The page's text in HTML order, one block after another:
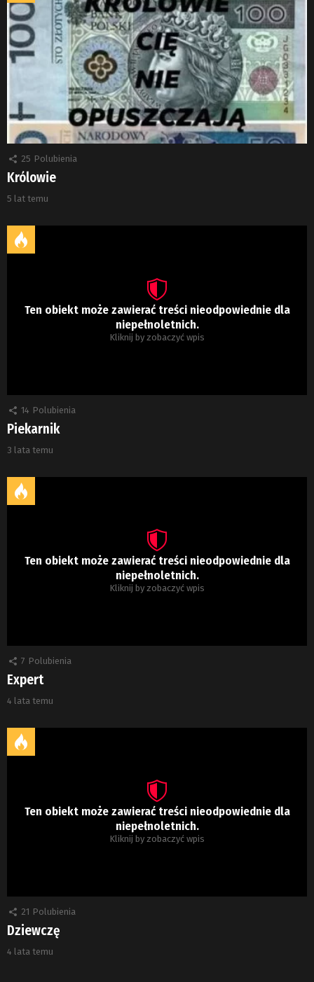
25 Polubienia
Królowie
5 lat temu
Ten obiekt może zawierać treści nieodpowiednie dla
niepełnoletnich.
Kliknij by zobaczyć wpis
14 Polubienia
Piekarnik
3 lata temu
Ten obiekt może zawierać treści nieodpowiednie dla
niepełnoletnich.
Kliknij by zobaczyć wpis
7 Polubienia
Expert
4 lata temu
Ten obiekt może zawierać treści nieodpowiednie dla
niepełnoletnich.
Kliknij by zobaczyć wpis
21 Polubienia
Dziewczę
4 lata temu